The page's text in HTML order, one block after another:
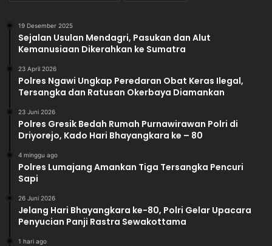
19 Desember 2025
Sejalan Usulan Mendagri, Pasukan dan Alut
Kemanusiaan Dikerahkan ke Sumatra
23 April 2026
Polres Ngawi Ungkap Peredaran Obat Keras Ilegal,
Tersangka dan Ratusan Okerbaya Diamankan
23 Juni 2026
Polres Gresik Bedah Rumah Purnawirawan Polri di
Driyorejo, Kado Hari Bhayangkara ke – 80
4 minggu ago
Polres Lumajang Amankan Tiga Tersangka Pencuri
Sapi
26 Juni 2026
Jelang Hari Bhayangkara ke-80, Polri Gelar Upacara
Penyucian Panji Rastra Sewakottama
1 hari ago